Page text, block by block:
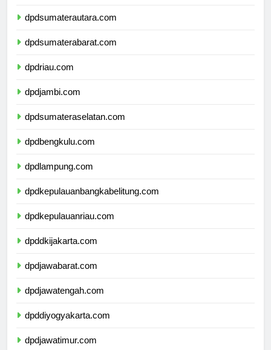
dpdsumaterautara.com
dpdsumaterabarat.com
dpdriau.com
dpdjambi.com
dpdsumateraselatan.com
dpdbengkulu.com
dpdlampung.com
dpdkepulauanbangkabelitung.com
dpdkepulauanriau.com
dpddkijakarta.com
dpdjawabarat.com
dpdjawatengah.com
dpddiyogyakarta.com
dpdjawatimur.com